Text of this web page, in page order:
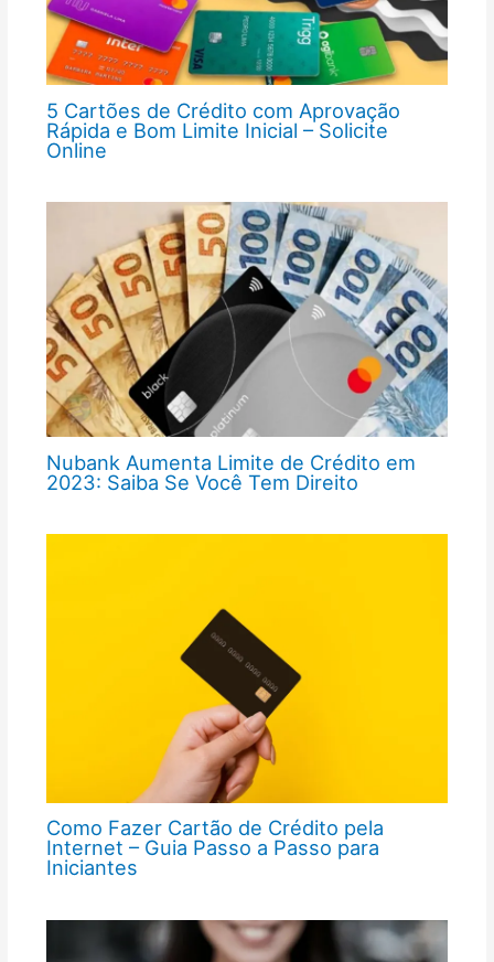
5 Cartões de Crédito com Aprovação
Rápida e Bom Limite Inicial – Solicite
Online
Nubank Aumenta Limite de Crédito em
2023: Saiba Se Você Tem Direito
Como Fazer Cartão de Crédito pela
Internet – Guia Passo a Passo para
Iniciantes